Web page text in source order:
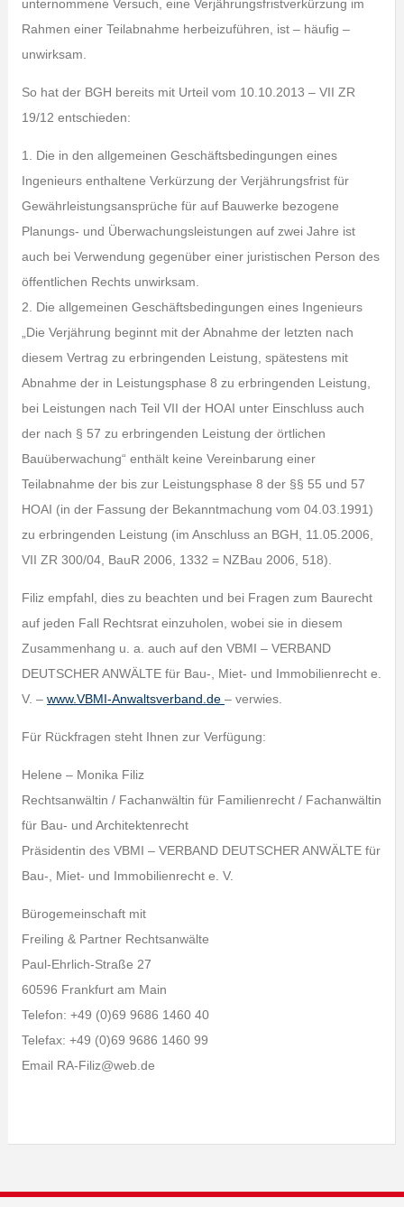
unternommene Versuch, eine Verjährungsfristverkürzung im
Rahmen einer Teilabnahme herbeizuführen, ist – häufig –
unwirksam.
So hat der BGH bereits mit Urteil vom 10.10.2013 – VII ZR
19/12 entschieden:
1. Die in den allgemeinen Geschäftsbedingungen eines
Ingenieurs enthaltene Verkürzung der Verjährungsfrist für
Gewährleistungsansprüche für auf Bauwerke bezogene
Planungs- und Überwachungsleistungen auf zwei Jahre ist
auch bei Verwendung gegenüber einer juristischen Person des
öffentlichen Rechts unwirksam.
2. Die allgemeinen Geschäftsbedingungen eines Ingenieurs
„Die Verjährung beginnt mit der Abnahme der letzten nach
diesem Vertrag zu erbringenden Leistung, spätestens mit
Abnahme der in Leistungsphase 8 zu erbringenden Leistung,
bei Leistungen nach Teil VII der HOAI unter Einschluss auch
der nach § 57 zu erbringenden Leistung der örtlichen
Bauüberwachung“ enthält keine Vereinbarung einer
Teilabnahme der bis zur Leistungsphase 8 der §§ 55 und 57
HOAI (in der Fassung der Bekanntmachung vom 04.03.1991)
zu erbringenden Leistung (im Anschluss an BGH, 11.05.2006,
VII ZR 300/04, BauR 2006, 1332 = NZBau 2006, 518).
Filiz empfahl, dies zu beachten und bei Fragen zum Baurecht
auf jeden Fall Rechtsrat einzuholen, wobei sie in diesem
Zusammenhang u. a. auch auf den VBMI – VERBAND
DEUTSCHER ANWÄLTE für Bau-, Miet- und Immobilienrecht e.
V. – www.VBMI-Anwaltsverband.de – verwies.
Für Rückfragen steht Ihnen zur Verfügung:
Helene – Monika Filiz
Rechtsanwältin / Fachanwältin für Familienrecht / Fachanwältin
für Bau- und Architektenrecht
Präsidentin des VBMI – VERBAND DEUTSCHER ANWÄLTE für
Bau-, Miet- und Immobilienrecht e. V.
Bürogemeinschaft mit
Freiling & Partner Rechtsanwälte
Paul-Ehrlich-Straße 27
60596 Frankfurt am Main
Telefon: +49 (0)69 9686 1460 40
Telefax: +49 (0)69 9686 1460 99
Email RA-Filiz@web.de